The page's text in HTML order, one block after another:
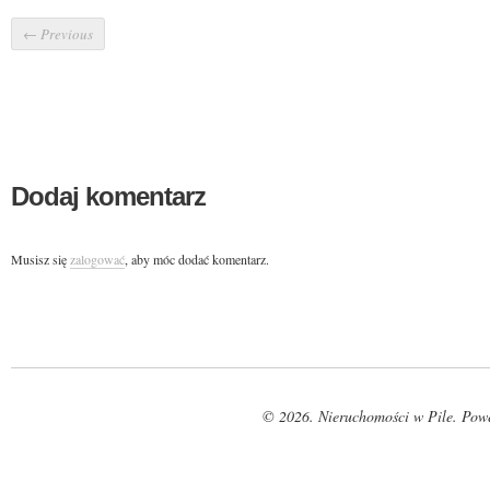
← Previous
Dodaj komentarz
Musisz sięzalogować, aby móc dodać komentarz.
© 2026. Nieruchomości w Pile.